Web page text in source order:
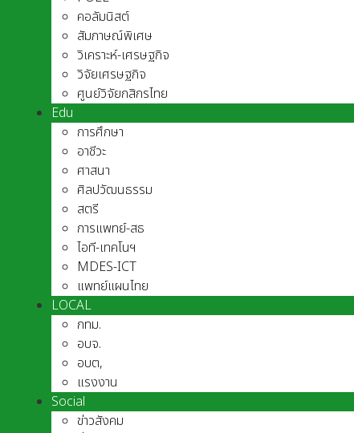
คอลัมนิสต์
สัมภาษณ์พิเศษ
วิเคราะห์-เศรษฐกิจ
วิจัยเศรษฐกิจ
ศูนย์วิจัยกสิกรไทย
Edu
การศึกษา
อาชีวะ
ศาสนา
ศิลปวัฒนธรรม
สตรี
การแพทย์-สธ
ไอที-เทคโนฯ
MDES-ICT
แพทย์แผนไทย
LOCAL
กทม.
อบจ.
อบต,
แรงงาน
Social
ข่าวสังคม